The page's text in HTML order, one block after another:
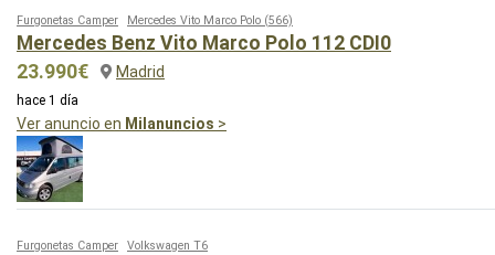
Furgonetas Camper Mercedes Vito Marco Polo (566)
Mercedes Benz Vito Marco Polo 112 CDI0
23.990€
Madrid
hace 1 día
Ver anuncio en Milanuncios >
Furgonetas Camper Volkswagen T6